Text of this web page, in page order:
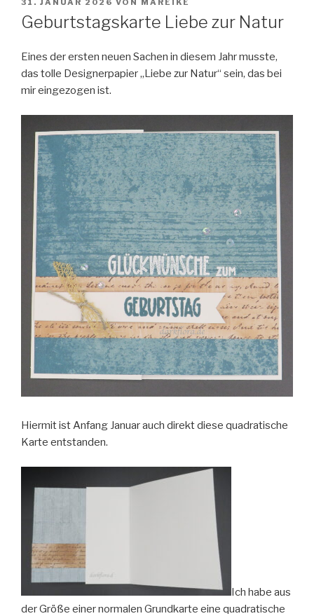
AM
31. JANUAR 2026 VON MAREIKE
Geburtstagskarte Liebe zur Natur
Eines der ersten neuen Sachen in diesem Jahr musste,
das tolle Designerpapier „Liebe zur Natur“ sein, das bei
mir eingezogen ist.
Hiermit ist Anfang Januar auch direkt diese quadratische
Karte entstanden.
Ich habe aus
der Größe einer normalen Grundkarte eine quadratische